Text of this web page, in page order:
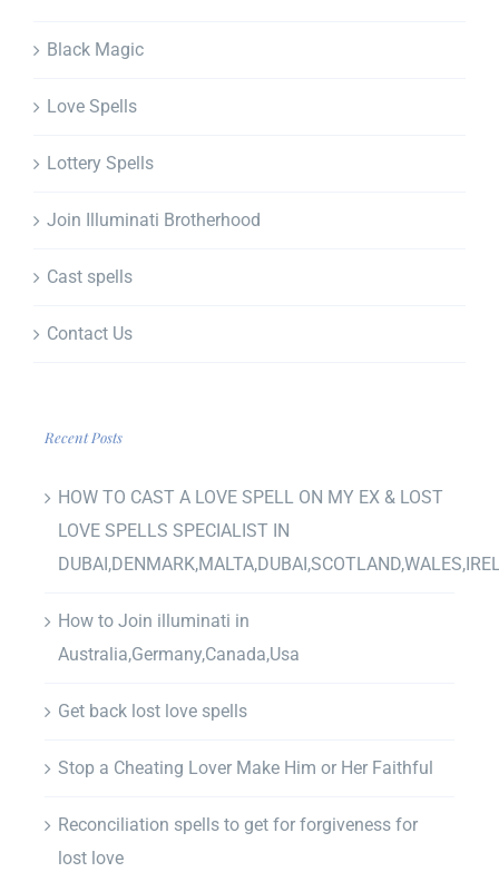
Black Magic
Love Spells
Lottery Spells
Join Illuminati Brotherhood
Cast spells
Contact Us
Recent Posts
HOW TO CAST A LOVE SPELL ON MY EX & LOST
LOVE SPELLS SPECIALIST IN
How to Join illuminati in
Australia,Germany,Canada,Usa
Get back lost love spells
Stop a Cheating Lover Make Him or Her Faithful
Reconciliation spells to get for forgiveness for
lost love